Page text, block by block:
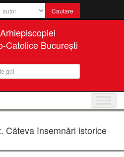
Catolice București
gol
Câteva însemnări istorice